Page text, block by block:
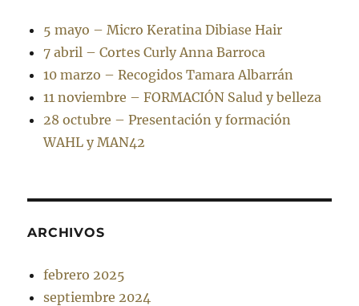
5 mayo – Micro Keratina Dibiase Hair
7 abril – Cortes Curly Anna Barroca
10 marzo – Recogidos Tamara Albarrán
11 noviembre – FORMACIÓN Salud y belleza
28 octubre – Presentación y formación
WAHL y MAN42
ARCHIVOS
febrero 2025
septiembre 2024